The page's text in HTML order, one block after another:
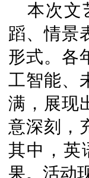
本次文
蹈、情景
形式。各
工智能、
满，展现
意深刻，
其中，英
果。活动